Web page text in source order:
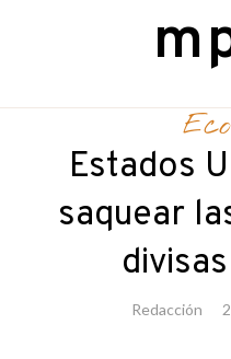
Estados
saquear
Redacción